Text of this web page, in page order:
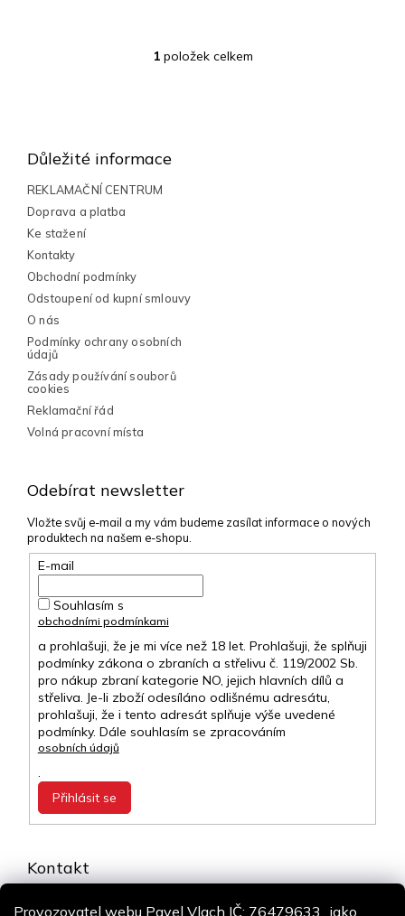
Provozovatel webu Pavel Vlach IČ: 76479633., jako
O
1položek celkem
Odebírat newsletter
Vložte svůj e-mail a my vám budeme zasílat informace o nových
produktech na našem e-shopu.
E-mail
Souhlasím s
obchodními podmínkami
a prohlašuji, že je mi více než 18 let. Prohlašuji, že splňuji
podmínky zákona o zbraních a střelivu č. 119/2002 Sb.
pro nákup zbraní kategorie NO, jejich hlavních dílů a
střeliva. Je-li zboží odesíláno odlišnému adresátu,
prohlašuji, že i tento adresát splňuje výše uvedené
podmínky. Dále souhlasím se zpracováním
osobních údajů
.
Přihlásit se
Kontakt
Důležité informace
REKLAMAČNÍ CENTRUM
Doprava a platba
Ke stažení
Kontakty
Obchodní podmínky
Odstoupení od kupní smlouvy
O nás
Podmínky ochrany osobních
údajů
Zásady používání souborů
cookies
Reklamační řád
Volná pracovní místa